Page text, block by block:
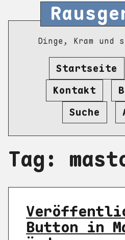
Dinge, Kram und
Startseite
Kontakt
Suche
Tag:
Button in